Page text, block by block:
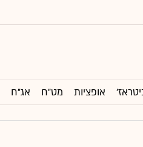
אופציות מט"ח אג"ח